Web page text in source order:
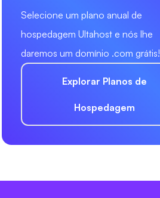
Selecione um plano anual de
hospedagem Ultahost e nós lhe
daremos um domínio .com grátis!
Explorar Planos de
Hospedagem